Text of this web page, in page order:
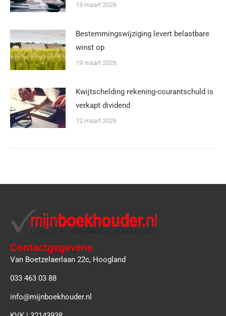
19 maart 2026
Bestemmingswijziging levert belastbare
winst op
19 maart 2026
Kwijtschelding rekening-courantschuld is
verkapt dividend
12 maart 2026
Contactgegevens
Van Boetzelaerlaan 22c, Hoogland
033 463 03 88
info@mijnboekhouder.nl